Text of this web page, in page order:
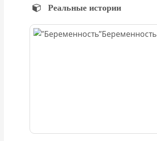
Реальные истории
Беременность